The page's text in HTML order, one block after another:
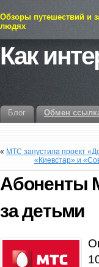
Обзоры путешествий и
людях
Как
Блог Обмен
« МТС запустила проект
«Киевстар» и
Абоненты
за детьми